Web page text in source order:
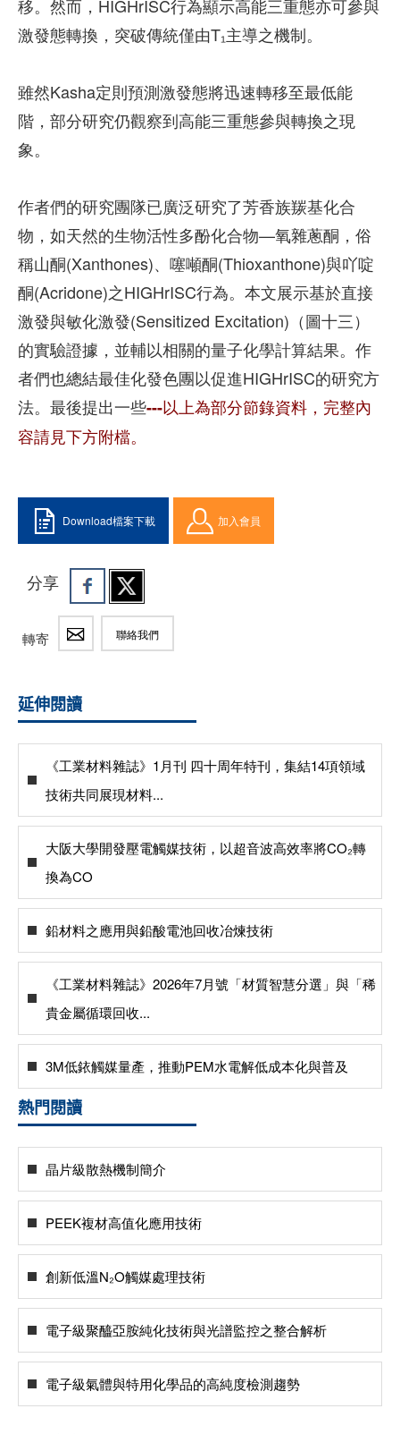
移。然而，HIGHrISC行為顯示高能三重態亦可參與
激發態轉換，突破傳統僅由T₁主導之機制。
雖然Kasha定則預測激發態將迅速轉移至最低能
階，部分研究仍觀察到高能三重態參與轉換之現
象。
作者們的研究團隊已廣泛研究了芳香族羰基化合
物，如天然的生物活性多酚化合物—氧雜蔥酮，俗
稱山酮(Xanthones)、噻噸酮(Thioxanthone)與吖啶
酮(Acridone)之HIGHrISC行為。本文展示基於直接
激發與敏化激發(Sensitized Excitation)（圖十三）
的實驗證據，並輔以相關的量子化學計算結果。作
者們也總結最佳化發色團以促進HIGHrISC的研究方
法。最後提出一些---以上為部分節錄資料，完整內
容請見下方附檔。
Download檔案下載 加入會員
分享
轉寄 聯絡我們
延伸閱讀
《工業材料雜誌》1月刊 四十周年特刊，集結14項領域
技術共同展現材料...
大阪大學開發壓電觸媒技術，以超音波高效率將CO₂轉
換為CO
鉛材料之應用與鉛酸電池回收冶煉技術
《工業材料雜誌》2026年7月號「材質智慧分選」與「稀
貴金屬循環回收...
3M低銥觸媒量產，推動PEM水電解低成本化與普及
熱門閱讀
晶片級散熱機制簡介
PEEK複材高值化應用技術
創新低溫N₂O觸媒處理技術
電子級聚醯亞胺純化技術與光譜監控之整合解析
電子級氣體與特用化學品的高純度檢測趨勢